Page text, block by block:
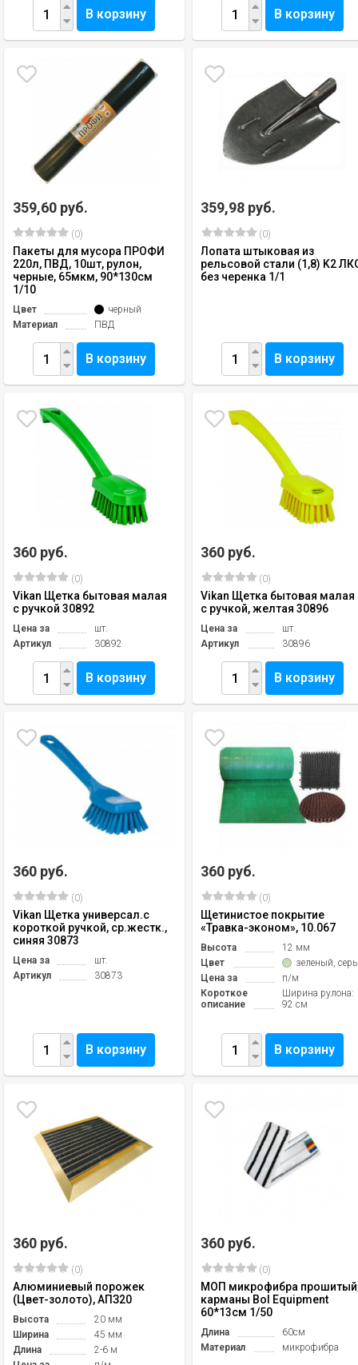
В корзину В корзину
359,60 руб.
(0)
Пакеты для мусора ПРОФИ
220л, ПВД, 10шт, рулон,
черные, 65мкм, 90*130см
1/10
Цвет
черный
Материал
ПВД
В корзину
359,98 руб.
(0)
Лопата штыковая из
рельсовой стали (1,8) K2
без черенка 1/1
В корзину
360 руб.
(0)
Vikan Щетка бытовая малая
с ручкой 30892
Цена за
шт.
Артикул
30892
В корзину
360 руб.
(0)
Vikan Щетка бытовая малая
с ручкой, желтая 30896
Цена за
шт.
Артикул
30896
В корзину
360 руб.
(0)
Vikan Щетка универсал.с
короткой ручкой, ср.жестк.,
синяя 30873
Цена за
шт.
Артикул
30873
В корзину
360 руб.
(0)
Щетинистое покрытие
«Травка-эконом», 10.067
Высота
12 мм
Цвет
зеленый,
Цена за
п/м
Короткое
описание
Ширина рулона:
92 см
В корзину
360 руб.
(0)
Алюминиевый порожек
(Цвет-золото), АПЗ20
Высота
20 мм
Ширина
45 мм
Длина
2-6 м
360 руб.
(0)
МОП микрофибра
карманы Bol Equipment
60*13см 1/50
Длина
60см
Материал
микрофибра